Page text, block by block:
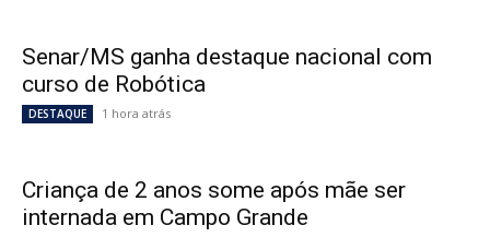
Senar/MS ganha destaque nacional com
curso de Robótica
DESTAQUE 1 hora atrás
Criança de 2 anos some após mãe ser
internada em Campo Grande